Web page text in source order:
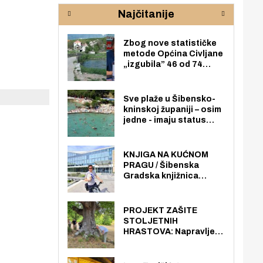
rijeke Krke
Najčitanije
Zbog nove statističke
metode Općina Civljane
„izgubila” 46 od 74
nego radno sposobnih
osoba među svojih 170
stanovnika.
Sve plaže u Šibensko-
kninskoj županiji – osim
jedne - imaju status
općoj upotrebi. Pristup
je slobodan i besplatan
za sve građane i
KNJIGA NA KUĆNOM
PRAGU / Šibenska
Gradska knjižnica
knjiga na kućnu adresu
električnim biciklom.
PROJEKT ZAŠITE
STOLJETNIH
HRASTOVA: Napravljen